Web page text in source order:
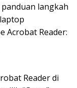
langkah
Acrobat Reader:
Reader di